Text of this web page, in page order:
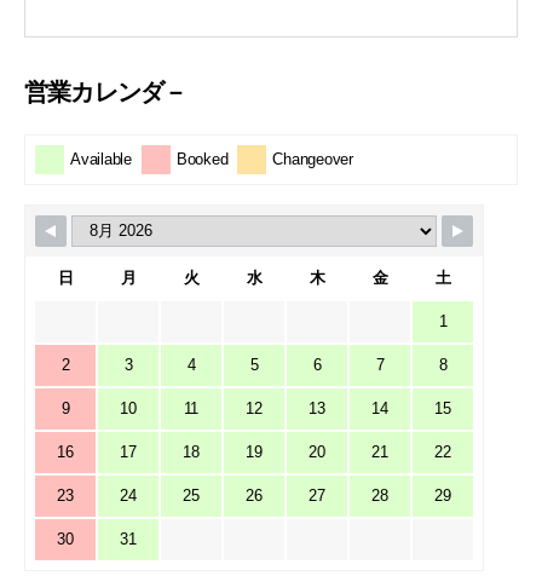
営業カレンダ－
Available Booked Changeover
日 月 火 水 木 金 土
1
2 3 4 5 6 7 8
9 10 11 12 13 14 15
16 17 18 19 20 21 22
23 24 25 26 27 28 29
30 31